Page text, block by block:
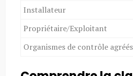
Installateur
Propriétaire/Exploitant
Organismes de contrôle agréés